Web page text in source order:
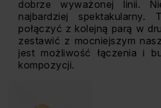
dobrze wyważonej linii.
najbardziej spektakularny.
połączyć z kolejną parą w
zestawić z mocniejszym
jest możliwość łączenia i
kompozycji.